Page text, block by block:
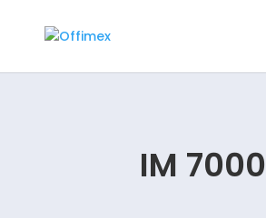
IM 7000